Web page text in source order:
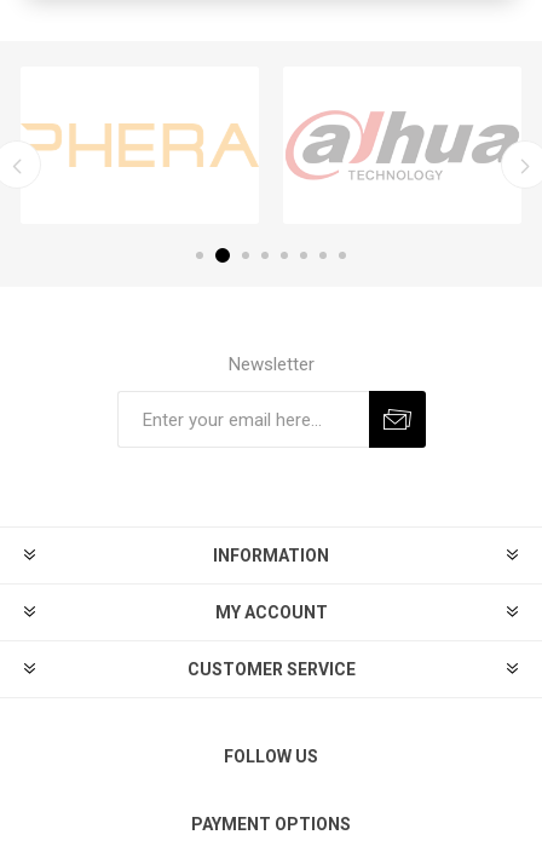
Newsletter
INFORMATION
MY ACCOUNT
CUSTOMER SERVICE
FOLLOW US
PAYMENT OPTIONS